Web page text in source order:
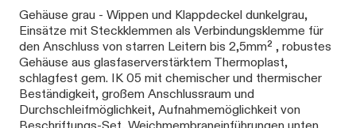
Gehäuse grau - Wippen und Klappdeckel dunkelgrau,
Einsätze mit Steckklemmen als Verbindungsklemme für
den Anschluss von starren Leitern bis 2,5mm² , robustes
Gehäuse aus glasfaserverstärktem Thermoplast,
schlagfest gem. IK 05 mit chemischer und thermischer
Beständigkeit, großem Anschlussraum und
Durchschleifmöglichkeit, Aufnahmemöglichkeit von